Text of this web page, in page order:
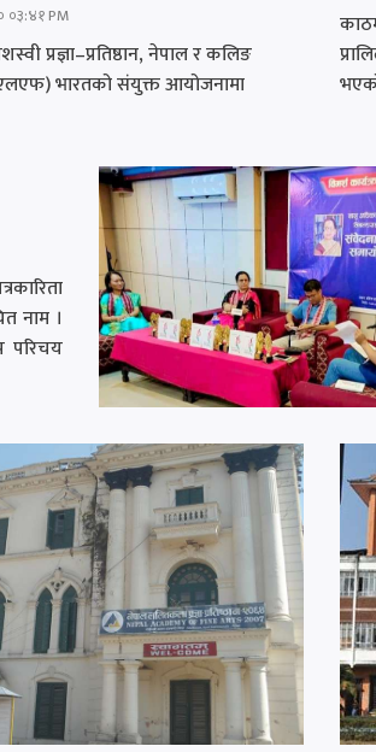
०३:४१ PM
प्रज्ञा–प्रतिष्ठान, नेपाल र कलिङ
भारतको संयुक्त आयोजनामा
नाम ।
परिचय